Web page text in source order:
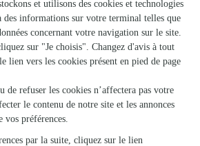
des fleurs ou une plante à
Campouriez